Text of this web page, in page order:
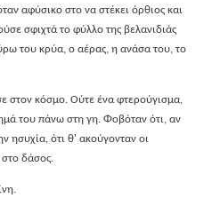
αφύσικο στο να στέκει όρθιος και
σφιχτά το φύλλο της βελανιδιάς
του κρύα, ο αέρας, η ανάσα του, το
στον κόσμο. Ούτε ένα φτερούγισμα,
του πάνω στη γη. Φοβόταν ότι, αν
ησυχία, ότι θ' ακούγονταν οι
δάσος.